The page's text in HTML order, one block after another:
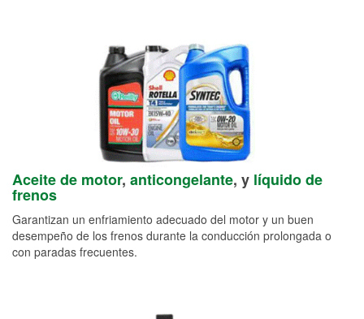
Aceite de motor, anticongelante, y líquido de
frenos
Garantizan un enfriamiento adecuado del motor y un buen
desempeño de los frenos durante la conducción prolongada o
con paradas frecuentes.